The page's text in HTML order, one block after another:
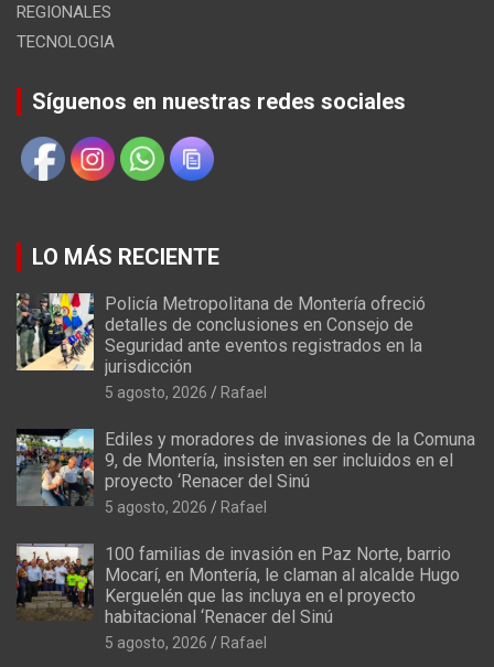
REGIONALES
TECNOLOGIA
Síguenos en nuestras redes sociales
LO MÁS RECIENTE
Policía Metropolitana de Montería ofreció
detalles de conclusiones en Consejo de
Seguridad ante eventos registrados en la
jurisdicción
5 agosto, 2026 Rafael
Ediles y moradores de invasiones de la Comuna
9, de Montería, insisten en ser incluidos en el
proyecto ‘Renacer del Sinú
5 agosto, 2026 Rafael
100 familias de invasión en Paz Norte, barrio
Mocarí, en Montería, le claman al alcalde Hugo
Kerguelén que las incluya en el proyecto
habitacional ‘Renacer del Sinú
5 agosto, 2026 Rafael